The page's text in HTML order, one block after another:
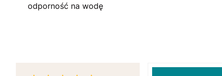
odporność na wodę